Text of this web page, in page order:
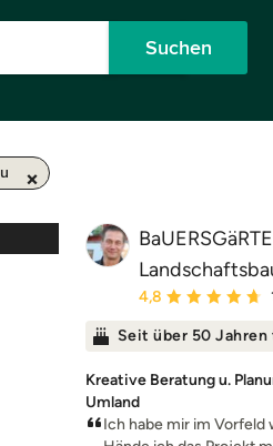
Suchen
Durchschnittliche
4,8
Seit über 50
Kreative Beratung u.
Umland
Ich habe mir im Vorfeld